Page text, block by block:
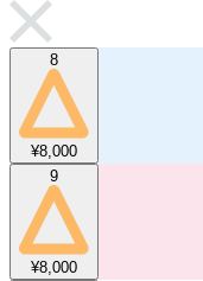
8
¥8,000
9
¥8,000